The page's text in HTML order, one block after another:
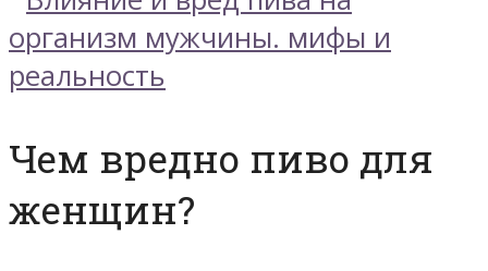
Чем вредно пиво для
женщин?